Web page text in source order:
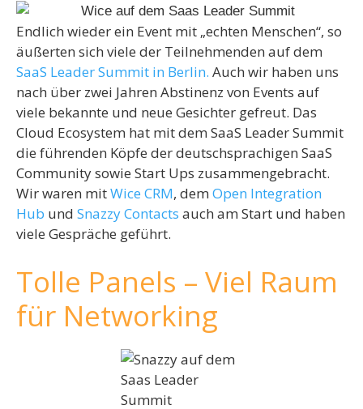
Endlich wieder ein Event mit „echten Menschen“, so
äußerten sich viele der Teilnehmenden auf dem
SaaS Leader Summit in Berlin. Auch wir haben uns
nach über zwei Jahren Abstinenz von Events auf
viele bekannte und neue Gesichter gefreut. Das
Cloud Ecosystem hat mit dem SaaS Leader Summit
die führenden Köpfe der deutschsprachigen SaaS
Community sowie Start Ups zusammengebracht.
Wir waren mitWice CRM, dem Open Integration
Hub und Snazzy Contacts auch am Start und haben
viele Gespräche geführt.
Tolle Panels – Viel Raum
für Networking